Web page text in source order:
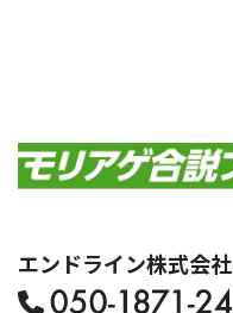
エンドライン株式会社